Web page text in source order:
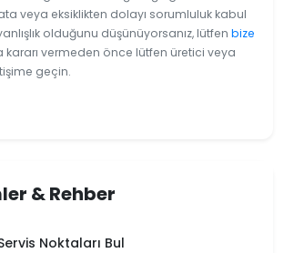
veya eksiklikten dolayı sorumluluk kabul
olduğunu düşünüyorsanız, lütfen bize
kararı vermeden önce lütfen üretici veya
geçin.
& Rehber
Noktaları Bul